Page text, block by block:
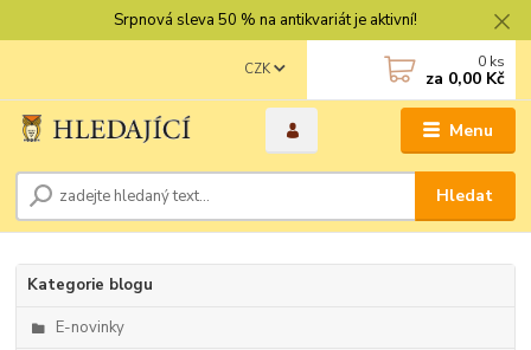
Srpnová sleva 50 % na antikvariát je aktivní!
Menu
CZK
Hledat
0 ks
za 0,00 Kč
Kategorie blogu
E-novinky